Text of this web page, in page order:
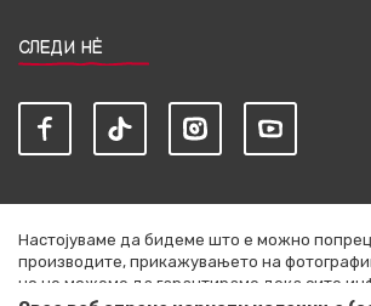
СЛЕДИ НЀ
Настојуваме да бидеме што е можно
производите, прикажувањето на
но не можеме да гарантираме дека сите